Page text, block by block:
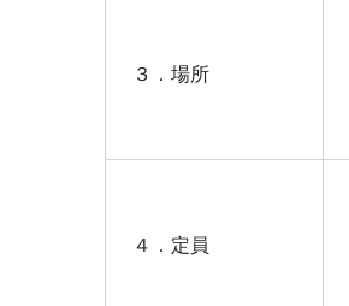
３．場所
４．定員